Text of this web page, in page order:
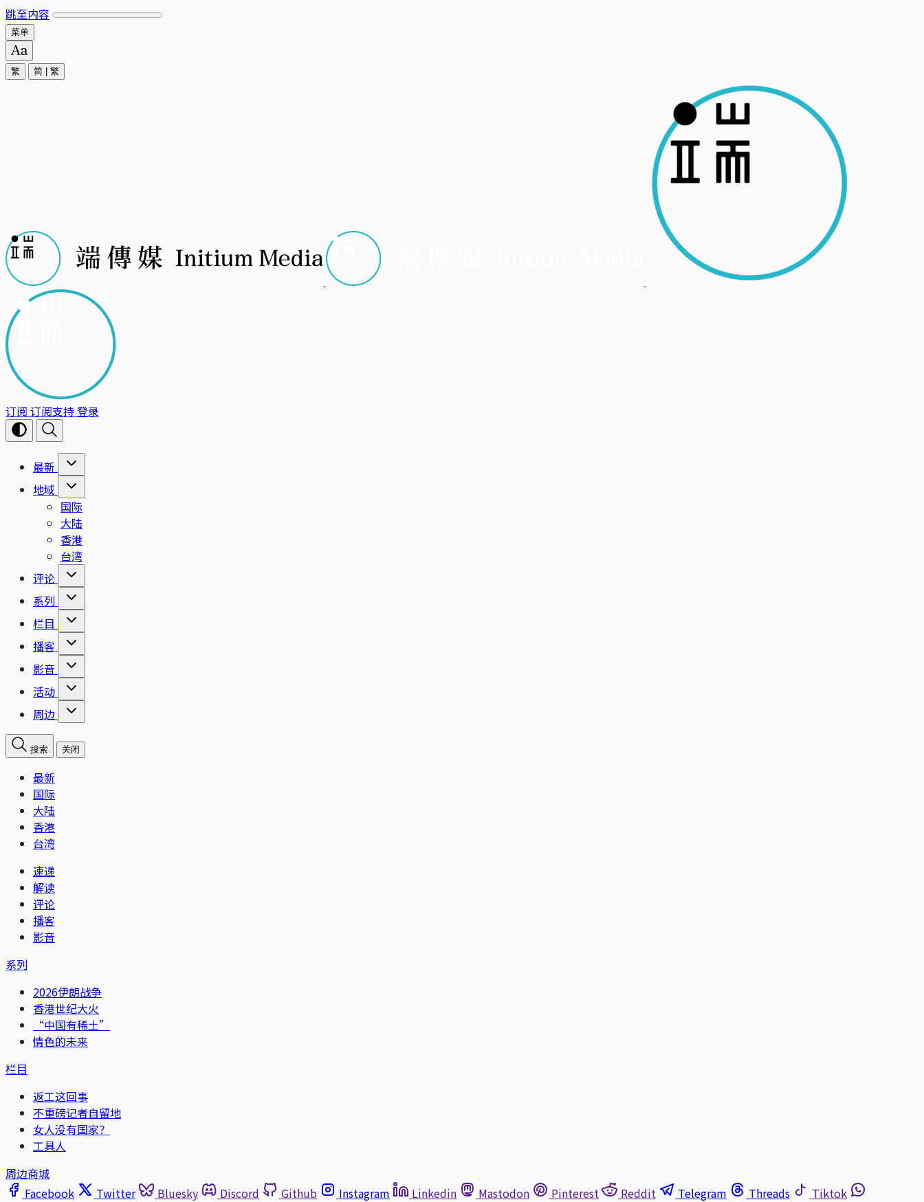
跳至内容
菜单
繁 简 繁
订阅 订阅支持登录
最新
地域
国际
大陆
香港
台湾
评论
系列
栏目
播客
影音
活动
周边
搜索 关闭
最新
国际
大陆
香港
台湾
速递
解读
评论
播客
影音
系列
2026伊朗战争
香港世纪大火
“中国有稀土”
情色的未来
栏目
返工这回事
不重磅记者自留地
女人没有国家？
工具人
周边商城
Facebook
Twitter Bluesky Discord Github Instagram Linkedin Mastodon Pinterest Reddit Telegram Threads
Tiktok